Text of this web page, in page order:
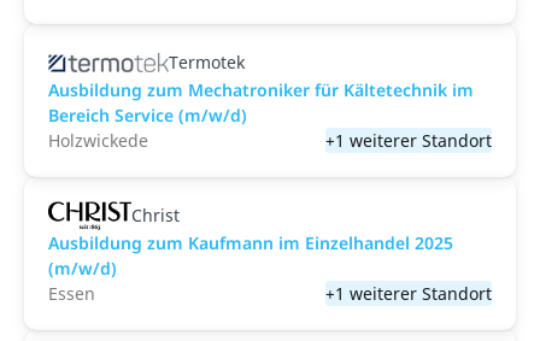
Termotek
Ausbildung zum Mechatroniker für Kältetechnik im
Bereich Service (m/w/d)
Holzwickede
+1 weiterer Standort
Christ
Ausbildung zum Kaufmann im Einzelhandel 2025
(m/w/d)
Essen
+1 weiterer Standort